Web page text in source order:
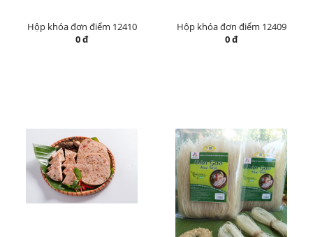
Hộp khóa đơn điểm 12410
0 đ
Hộp khóa đơn điểm 12409
0 đ